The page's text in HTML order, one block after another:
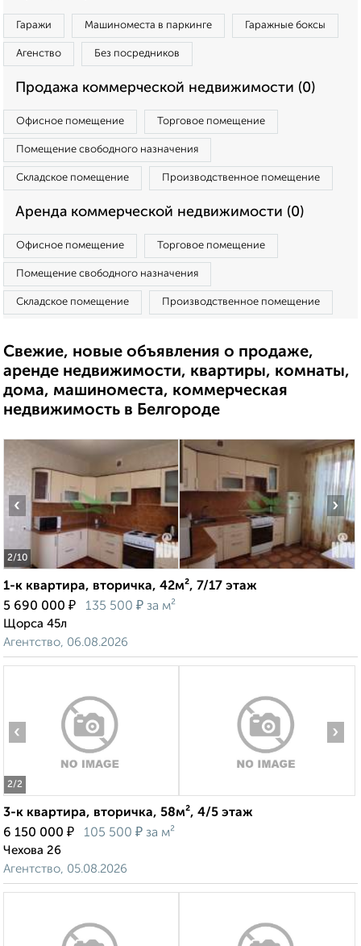
Гаражи Машиноместа в паркинге Гаражные боксы
Агенство Без посредников
Продажа коммерческой недвижимости (0)
Офисное помещение Торговое помещение
Помещение свободного назначения
Складское помещение Производственное помещение
Аренда коммерческой недвижимости (0)
Офисное помещение Торговое помещение
Помещение свободного назначения
Складское помещение Производственное помещение
Свежие, новые объявления о продаже,
аренде недвижимости, квартиры, комнаты,
дома, машиноместа, коммерческая
недвижимость в Белгороде
2/10
‹ ›
1-к квартира, вторичка, 42м², 7/17 этаж
5 690 000 ₽ 135 500 ₽ за м²
Щорса 45л
Агентство, 06.08.2026
2/2
‹ ›
3-к квартира, вторичка, 58м², 4/5 этаж
6 150 000 ₽ 105 500 ₽ за м²
Чехова 26
Агентство, 05.08.2026